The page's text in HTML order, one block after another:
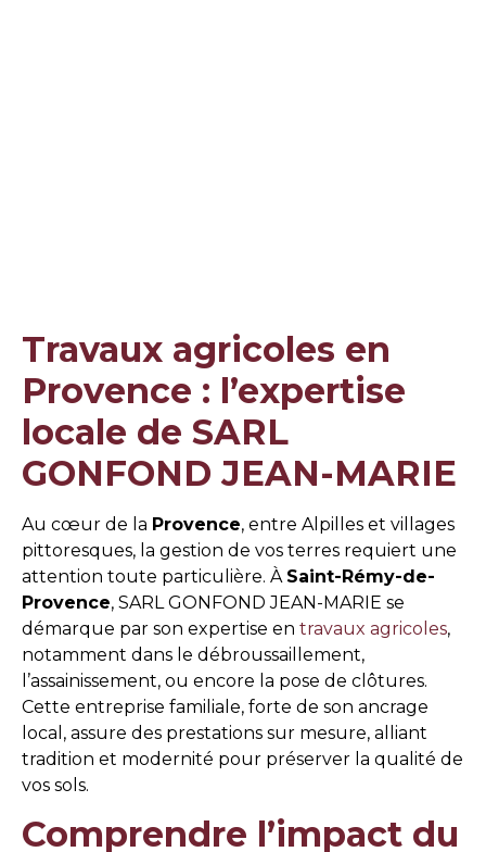
Travaux agricoles en
Provence : l’expertise
locale de SARL
GONFOND JEAN-MARIE
Au cœur de la Provence, entre Alpilles et villages
pittoresques, la gestion de vos terres requiert une
attention toute particulière. À Saint-Rémy-de-
Provence, SARL GONFOND JEAN-MARIE se
démarque par son expertise en travaux agricoles,
notamment dans le débroussaillement,
l’assainissement, ou encore la pose de clôtures.
Cette entreprise familiale, forte de son ancrage
local, assure des prestations sur mesure, alliant
tradition et modernité pour préserver la qualité de
vos sols.
Comprendre l’impact du